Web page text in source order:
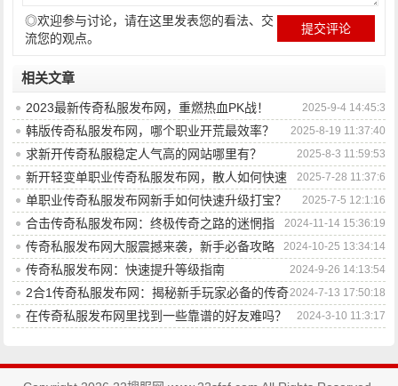
◎欢迎参与讨论，请在这里发表您的看法、交
流您的观点。
相关文章
2025-9-4 14:45:3
2023最新传奇私服发布网，重燃热血PK战！
2025-8-19 11:37:40
韩版传奇私服发布网，哪个职业开荒最效率？
2025-8-3 11:59:53
求新开传奇私服稳定人气高的网站哪里有？
2025-7-28 11:37:6
新开轻变单职业传奇私服发布网，散人如何快速
起飞？
2025-7-5 12:1:16
单职业传奇私服发布网新手如何快速升级打宝？
2024-11-14 15:36:19
合击传奇私服发布网：终极传奇之路的迷惘指
引
2024-10-25 13:34:14
传奇私服发布网大服震撼来袭，新手必备攻略
2024-9-26 14:13:54
传奇私服发布网：快速提升等级指南
2024-7-13 17:50:18
2合1传奇私服发布网：揭秘新手玩家必备的传奇
攻略秘笈
2024-3-10 11:3:17
在传奇私服发布网里找到一些靠谱的好友难吗？